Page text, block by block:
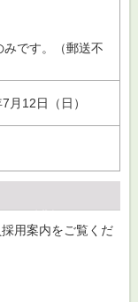
です。（郵送不
月12日（日）
用案内をご覧くだ